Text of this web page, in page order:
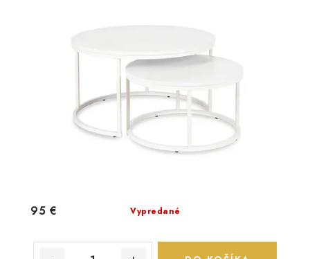
Vypredané
95 €